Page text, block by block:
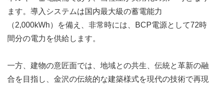
ます。導入システムは国内最大級の蓄電能力
（2,000kWh）を備え、非常時には、BCP電源として72時
間分の電力を供給します。
一方、建物の意匠面では、地域との共生、伝統と革新の融
合を目指し、金沢の伝統的な建築様式を現代の技術で再現